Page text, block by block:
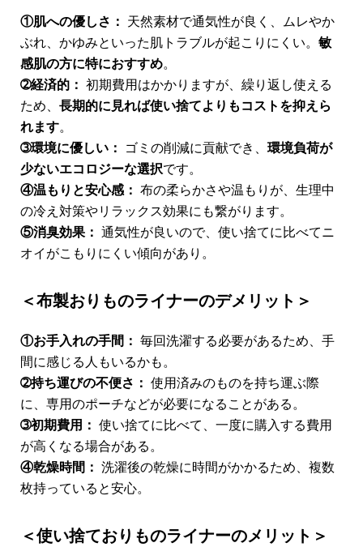
①肌への優しさ：
天然素材で通気性が良く、ムレやか
ぶれ、かゆみといった肌トラブルが起こりにくい。 敏
感肌の方に特におすすめ。
➁経済的： 初期費用はかかりますが、繰り返し使える
ため、 長期的に見れば使い捨てよりもコストを抑えら
れます。
➂環境に優しい：
ゴミの削減に貢献でき、 環境負荷が
少ないエコロジーな選択です。
④温もりと安心感： 布の柔らかさや温もりが、生理中
の冷え対策やリラックス効果にも繋がります。
⑤消臭効果： 通気性が良いので、使い捨てに比べてニ
オイがこもりにくい傾向があり。
＜布製おりものライナーのデメリット＞
①お手入れの手間： 毎回洗濯する必要があるため、手
間に感じる人もいるかも。
➁持ち運びの不便さ： 使用済みのものを持ち運ぶ際
に、専用のポーチなどが必要になることがある。
➂初期費用： 使い捨てに比べて、一度に購入する費用
が高くなる場合がある。
④乾燥時間： 洗濯後の乾燥に時間がかかるため、複数
枚持っていると安心。
＜使い捨ておりものライナーのメリット＞